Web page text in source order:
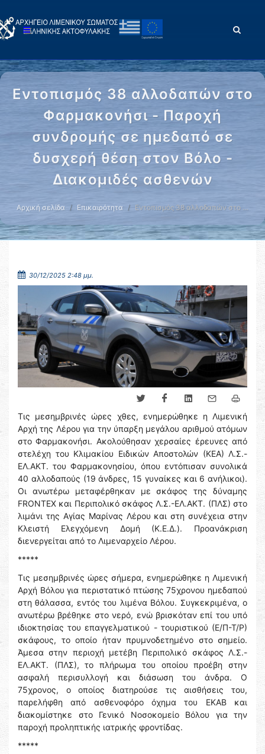
Εντοπισμός 38 αλλοδαπών στο
Φαρμακονήσι - Παροχή
συνδρομής σε ημεδαπό σε
δυσχερή θέση στον Βόλο -
Διακομιδές ασθενών
Αρχική σελίδα Επικαιρότητα Εντοπισμός 38 αλλοδαπών στο …
30/12/2025 2:48 μμ.
Τις μεσημβρινές ώρες χθες, ενημερώθηκε η Λιμενική
Αρχή της Λέρου για την ύπαρξη μεγάλου αριθμού ατόμων
στο Φαρμακονήσι. Ακολούθησαν χερσαίες έρευνες από
στελέχη του Κλιμακίου Ειδικών Αποστολών (ΚΕΑ) Λ.Σ.-
ΕΛ.ΑΚΤ. του Φαρμακονησίου, όπου εντόπισαν συνολικά
40 αλλοδαπούς (19 άνδρες, 15 γυναίκες και 6 ανήλικοι).
Οι ανωτέρω μεταφέρθηκαν με σκάφος της δύναμης
FRΟNTEX και Περιπολικό σκάφος Λ.Σ.-ΕΛ.ΑΚΤ. (ΠΛΣ) στο
λιμάνι της Αγίας Μαρίνας Λέρου και στη συνέχεια στην
Κλειστή Ελεγχόμενη Δομή (Κ.Ε.Δ.). Προανάκριση
διενεργείται από το Λιμεναρχείο Λέρου.
*****
Τις μεσημβρινές ώρες σήμερα, ενημερώθηκε η Λιμενική
Αρχή Βόλου για περιστατικό πτώσης 75χρονου ημεδαπού
στη θάλασσα, εντός του λιμένα Βόλου. Συγκεκριμένα, ο
ανωτέρω βρέθηκε στο νερό, ενώ βρισκόταν επί του υπό
ιδιοκτησίας του επαγγελματικού - τουριστικού (Ε/Π-Τ/Ρ)
σκάφους, το οποίο ήταν πρυμνοδετημένο στο σημείο.
Άμεσα στην περιοχή μετέβη Περιπολικό σκάφος Λ.Σ.-
ΕΛ.ΑΚΤ. (ΠΛΣ), το πλήρωμα του οποίου προέβη στην
ασφαλή περισυλλογή και διάσωση του άνδρα. Ο
75χρονος, ο οποίος διατηρούσε τις αισθήσεις του,
παρελήφθη από ασθενοφόρο όχημα του ΕΚΑΒ και
διακομίστηκε στο Γενικό Νοσοκομείο Βόλου για την
παροχή προληπτικής ιατρικής φροντίδας.
*****